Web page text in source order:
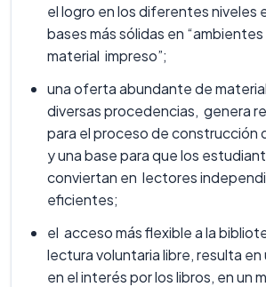
el logro en los diferentes niveles
bases más sólidas en
material impreso”;
una oferta abundante de
diversas procedencias, genera
para el proceso de construcción
y una base para que los
conviertan en lectores
eficientes;
el acceso más flexible a la
lectura voluntaria libre, resulta
en el interés por los libros, en un